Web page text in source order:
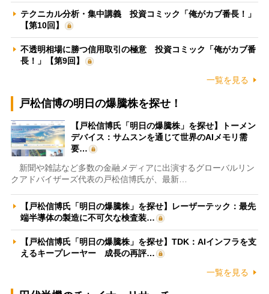
テクニカル分析・集中講義 投資コミック「俺がカブ番長！」
【第10回】
不透明相場に勝つ信用取引の極意 投資コミック「俺がカブ番
長！」【第9回】
一覧を見る
戸松信博の明日の爆騰株を探せ！
【戸松信博氏「明日の爆騰株」を探せ】トーメン
デバイス：サムスンを通じて世界のAIメモリ需
要…
新聞や雑誌など多数の金融メディアに出演するグローバルリン
クアドバイザーズ代表の戸松信博氏が、最新…
【戸松信博氏「明日の爆騰株」を探せ】レーザーテック：最先
端半導体の製造に不可欠な検査装…
【戸松信博氏「明日の爆騰株」を探せ】TDK：AIインフラを支
えるキープレーヤー 成長の再評…
一覧を見る